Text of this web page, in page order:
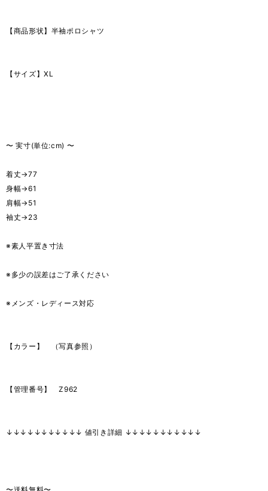
【商品形状】半袖ポロシャツ
【サイズ】XL
〜 実寸(単位:cm) 〜
着丈→77
身幅→61
肩幅→51
袖丈→23
※素人平置き寸法
※多少の誤差はご了承ください
※メンズ・レディース対応
【カラー】 （写真参照）
【管理番号】 Z962
↓↓↓↓↓↓↓↓↓↓↓ 値引き詳細 ↓↓↓↓↓↓↓↓↓↓↓